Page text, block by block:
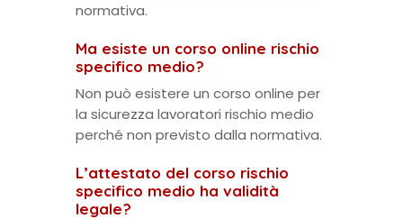
normativa.
Ma esiste un corso online rischio
specifico medio?
Non può esistere un corso online per
la sicurezza lavoratori rischio medio
perché non previsto dalla normativa.
L’attestato del corso rischio
specifico medio ha validità
legale?